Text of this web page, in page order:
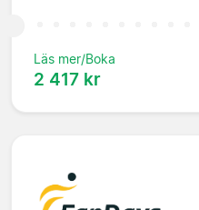
Läs mer/Boka
2 417 kr